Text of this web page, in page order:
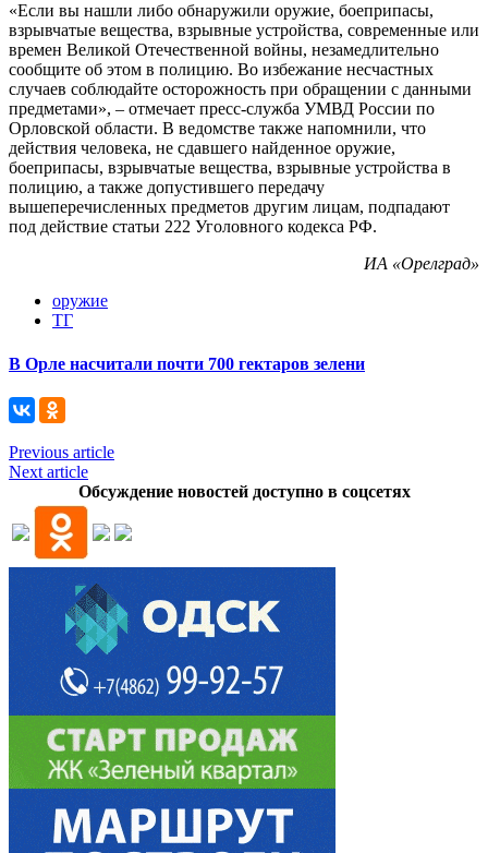
«Если вы нашли либо обнаружили оружие, боеприпасы,
взрывчатые вещества, взрывные устройства, современные или
времен Великой Отечественной войны, незамедлительно
сообщите об этом в полицию. Во избежание несчастных
случаев соблюдайте осторожность при обращении с данными
предметами», – отмечает пресс-служба УМВД России по
Орловской области. В ведомстве также напомнили, что
действия человека, не сдавшего найденное оружие,
боеприпасы, взрывчатые вещества, взрывные устройства в
полицию, а также допустившего передачу
вышеперечисленных предметов другим лицам, подпадают
под действие статьи 222 Уголовного кодекса РФ.
ИА «Орелград»
оружие
ТГ
В Орле насчитали почти 700 гектаров зелени
Previous article
Next article
Обсуждение новостей доступно в соцсетях